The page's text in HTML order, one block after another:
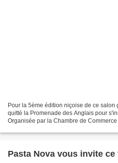
Pour la 5ème édition niçoise de ce
quitté la Promenade des Anglais pour
Organisée par la Chambre de
Pasta Nova vous invite